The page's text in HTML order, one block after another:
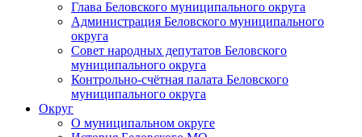
Глава Беловского муниципального округа
Администрация Беловского муниципального
округа
Совет народных депутатов Беловского
муниципального округа
Контрольно-счётная палата Беловского
муниципального округа
Округ
О муниципальном округе